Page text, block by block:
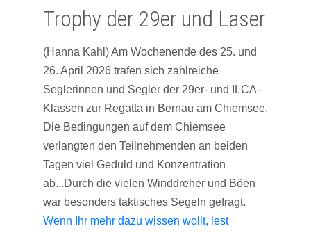
Trophy der 29er und Laser
(Hanna Kahl) Am Wochenende des 25. und
26. April 2026 trafen sich zahlreiche
Seglerinnen und Segler der 29er- und ILCA-
Klassen zur Regatta in Bernau am Chiemsee.
Die Bedingungen auf dem Chiemsee
verlangten den Teilnehmenden an beiden
Tagen viel Geduld und Konzentration
ab...Durch die vielen Winddreher und Böen
war besonders taktisches Segeln gefragt.
Wenn Ihr mehr dazu wissen wollt, lest